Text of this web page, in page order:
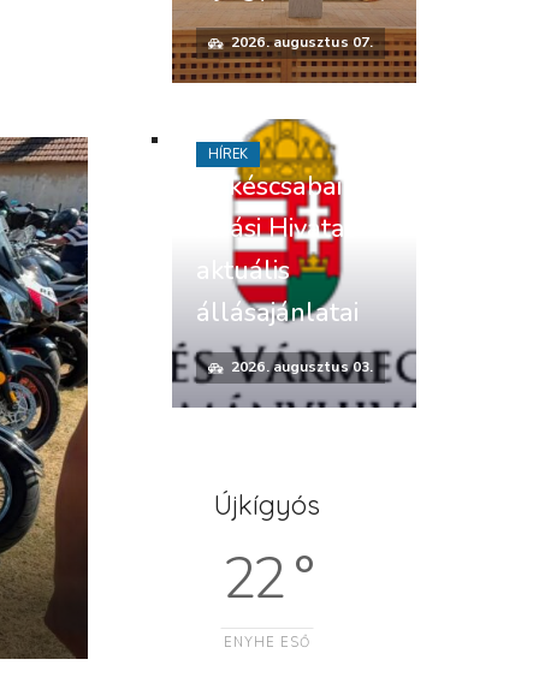
2026. augusztus 07.
Békéscsabai
Járási Hivatal
aktuális
állásajánlatai
2026. augusztus 03.
HÍREK
Újkígyós
22 °
ENYHE ESŐ